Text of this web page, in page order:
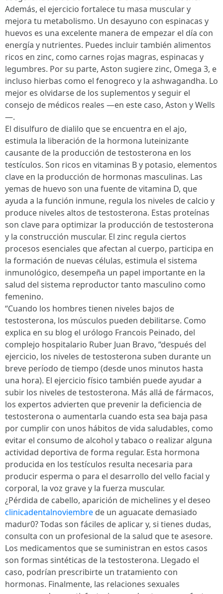
Además, el ejercicio fortalece tu masa muscular y
mejora tu metabolismo. Un desayuno con espinacas y
huevos es una excelente manera de empezar el día con
energía y nutrientes. Puedes incluir también alimentos
ricos en zinc, como carnes rojas magras, espinacas y
legumbres. Por su parte, Aston sugiere zinc, Omega 3, e
incluso hierbas como el fenogreco y la ashwagandha. Lo
mejor es olvidarse de los suplementos y seguir el
consejo de médicos reales —en este caso, Aston y Wells
—.
El disulfuro de dialilo que se encuentra en el ajo,
estimula la liberación de la hormona luteinizante
causante de la producción de testosterona en los
testículos. Son ricos en vitaminas B y potasio, elementos
clave en la producción de hormonas masculinas. Las
yemas de huevo son una fuente de vitamina D, que
ayuda a la función inmune, regula los niveles de calcio y
produce niveles altos de testosterona. Estas proteínas
son clave para optimizar la producción de testosterona
y la construcción muscular. El zinc regula ciertos
procesos esenciales que afectan al cuerpo, participa en
la formación de nuevas células, estimula el sistema
inmunológico, desempeña un papel importante en la
salud del sistema reproductor tanto masculino como
femenino.
“Cuando los hombres tienen niveles bajos de
testosterona, los músculos pueden debilitarse. Como
explica en su blog el urólogo Francois Peinado, del
complejo hospitalario Ruber Juan Bravo, “después del
ejercicio, los niveles de testosterona suben durante un
breve período de tiempo (desde unos minutos hasta
una hora). El ejercicio físico también puede ayudar a
subir los niveles de testosterona. Más allá de fármacos,
los expertos advierten que prevenir la deficiencia de
testosterona o aumentarla cuando esta sea baja pasa
por cumplir con unos hábitos de vida saludables, como
evitar el consumo de alcohol y tabaco o realizar alguna
actividad deportiva de forma regular. Esta hormona
producida en los testículos resulta necesaria para
producir esperma o para el desarrollo del vello facial y
corporal, la voz grave y la fuerza muscular.
¿Pérdida de cabello, aparición de michelines y el deseo
clinicadentalnoviembre de un aguacate demasiado
madur0? Todas son fáciles de aplicar y, si tienes dudas,
consulta con un profesional de la salud que te asesore.
Los medicamentos que se suministran en estos casos
son formas sintéticas de la testosterona. Llegado el
caso, podrían prescribirte un tratamiento con
hormonas. Finalmente, las relaciones sexuales